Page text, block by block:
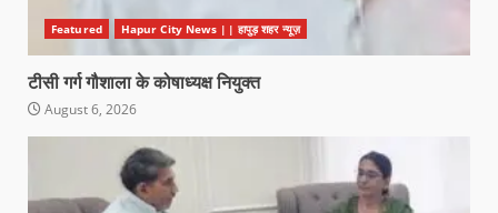
Featured Hapur City News || हापुड़ शहर न्यूज़
टीसी गर्ग गौशाला के कोषाध्यक्ष नियुक्त
August 6, 2026